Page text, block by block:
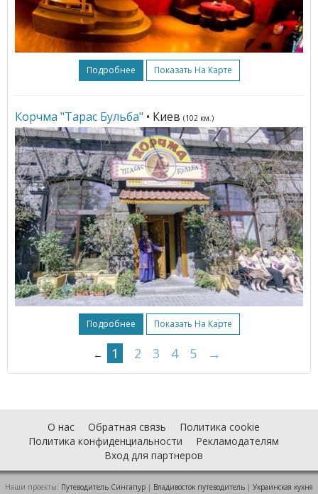
Подробнее Показать На Карте
Корчма "Тарас Бульба" • Киев (102 км.)
Подробнее Показать На Карте
← 1 2 3 4 5 →
О нас Обратная связь
Политика cookie
Политика конфиденциальности
Рекламодателям
Вход для партнеров
Наши проекты: Путеводитель Сингапур | Владивосток путеводитель | Украинская кухня